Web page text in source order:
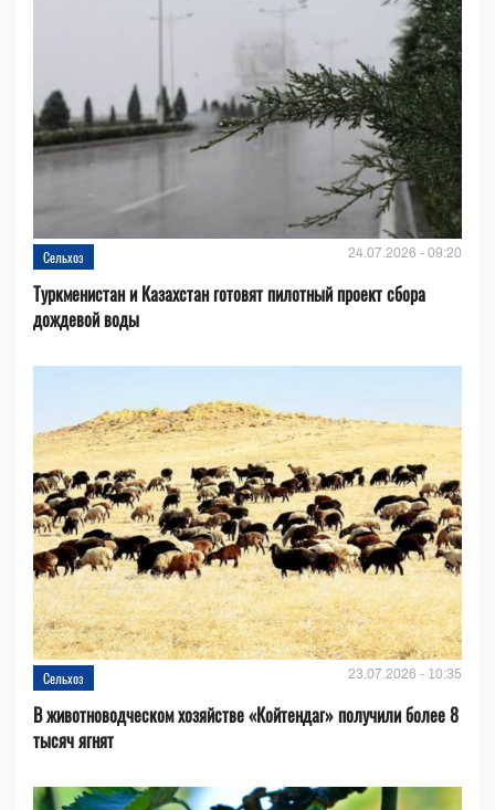
Сельхоз 24.07.2026 - 09:20
Туркменистан и Казахстан готовят пилотный проект сбора
дождевой воды
Сельхоз 23.07.2026 - 10:35
В животноводческом хозяйстве «Койтендаг» получили более 8
тысяч ягнят